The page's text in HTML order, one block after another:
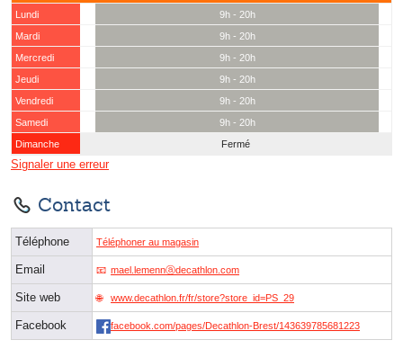
Lundi
9h - 20h
Mardi
9h - 20h
Mercredi
9h - 20h
Jeudi
9h - 20h
Vendredi
9h - 20h
Samedi
9h - 20h
Dimanche
Fermé
Signaler une erreur
Contact
Téléphone Téléphoner au magasin
Email mael.lemennⓐdecathlon.com
Site web www.decathlon.fr/fr/store?store_id=PS_29
Facebook facebook.com/pages/Decathlon-Brest/143639785681223